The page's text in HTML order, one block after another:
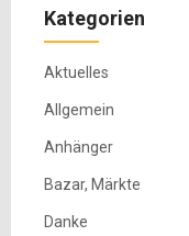
Kategorien
Aktuelles
Allgemein
Anhänger
Bazar, Märkte
Danke